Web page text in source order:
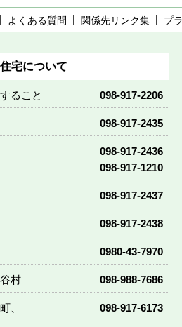
よくある質問 関係先リンク集 プ
宅について
ること 098-917-2206
098-917-2435
098-917-2436
098-917-1210
098-917-2437
098-917-2438
0980-43-7970
村 098-988-7686
、
098-917-6173